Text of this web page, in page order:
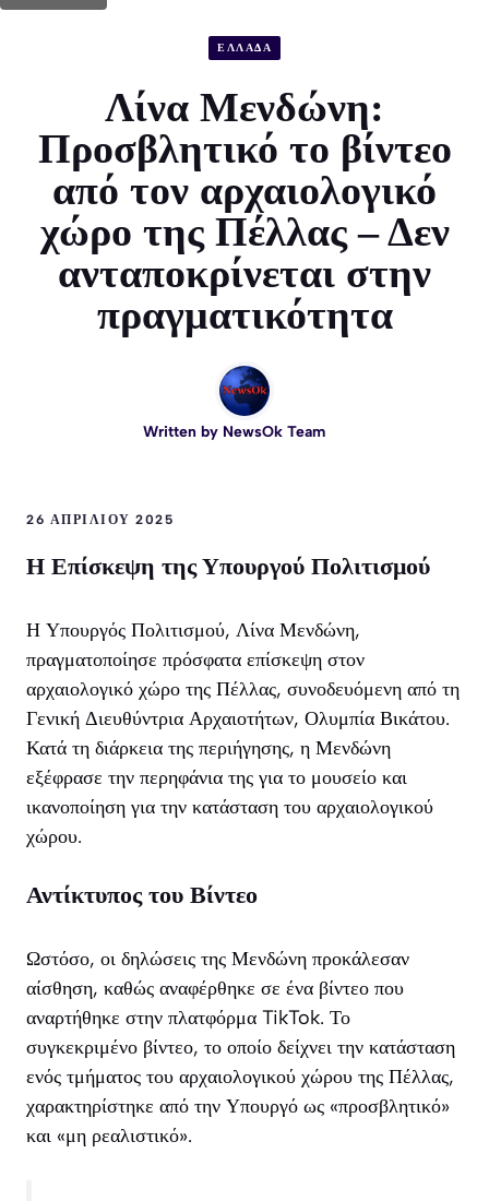
ΕΛΛΑΔΑ
Λίνα Μενδώνη:
Προσβλητικό το βίντεο
από τον αρχαιολογικό
χώρο της Πέλλας – Δεν
ανταποκρίνεται στην
πραγματικότητα
Written by NewsOk Team
26 ΑΠΡΙΛΊΟΥ 2025
Η Επίσκεψη της Υπουργού Πολιτισμού
Η Υπουργός Πολιτισμού, Λίνα Μενδώνη,
πραγματοποίησε πρόσφατα επίσκεψη στον
αρχαιολογικό χώρο της Πέλλας, συνοδευόμενη από τη
Γενική Διευθύντρια Αρχαιοτήτων, Ολυμπία Βικάτου.
Κατά τη διάρκεια της περιήγησης, η Μενδώνη
εξέφρασε την περηφάνια της για το μουσείο και
ικανοποίηση για την κατάσταση του αρχαιολογικού
χώρου.
Αντίκτυπος του Βίντεο
Ωστόσο, οι δηλώσεις της Μενδώνη προκάλεσαν
αίσθηση, καθώς αναφέρθηκε σε ένα βίντεο που
αναρτήθηκε στην πλατφόρμα TikTok. Το
συγκεκριμένο βίντεο, το οποίο δείχνει την κατάσταση
ενός τμήματος του αρχαιολογικού χώρου της Πέλλας,
χαρακτηρίστηκε από την Υπουργό ως «προσβλητικό»
και «μη ρεαλιστικό».